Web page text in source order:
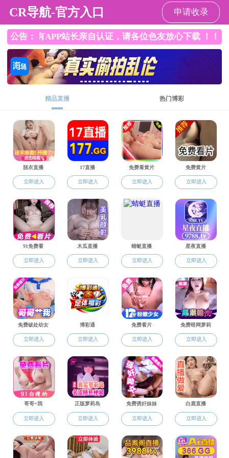
成人直播
合作交流
联合培养
外事活动
社会服务
外事活动
10月14日，应
为“News media
琳副院长、中文系
报告中，
据，选择中、日、
前常用的社交网络